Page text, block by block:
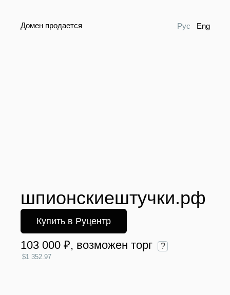
Домен продается Рус Eng
шпионскиештучки.рф
Купить в Руцентр
103 000 ₽, возможен торг ?
$1 352.97